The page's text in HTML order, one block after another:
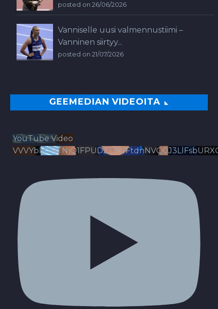
posted on 26/06/2026
Vanniselle uusi valmennustiimi –
Vanninen siirtyy...
posted on 21/07/2026
GEEMEDIAN VIDEOITA
YouTube Video